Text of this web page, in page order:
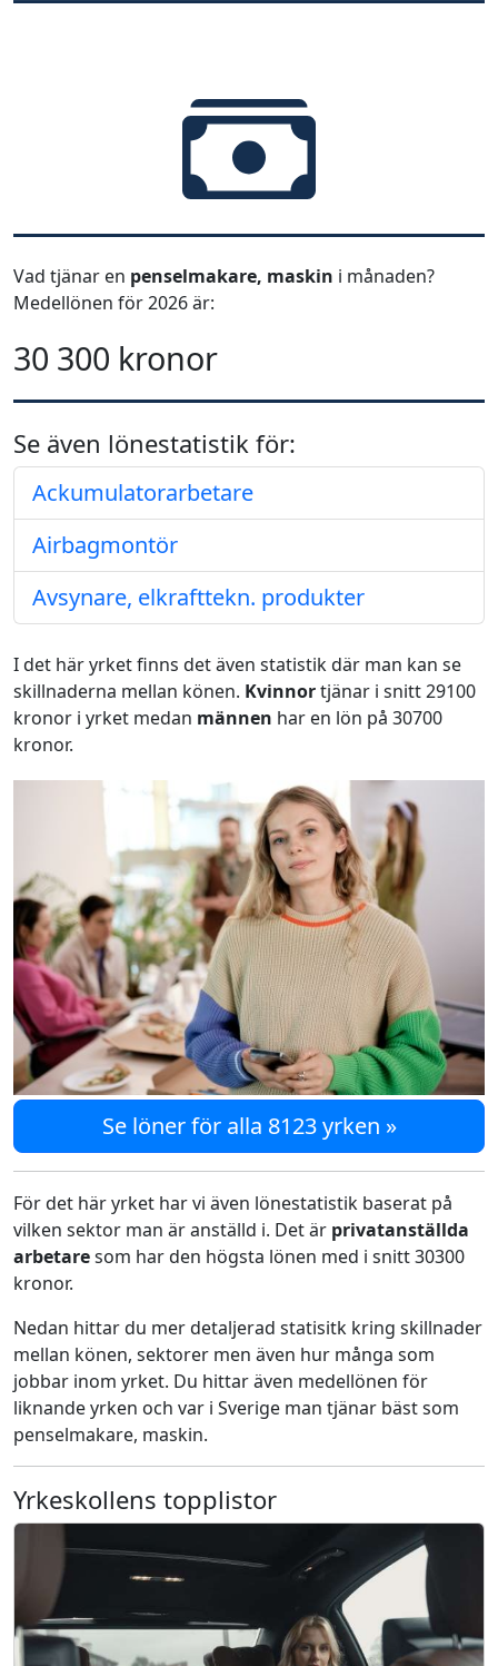
Vad tjänar en penselmakare, maskin i månaden?
Medellönen för 2026 är:
30 300 kronor
Se även lönestatistik för:
Ackumulatorarbetare
Airbagmontör
Avsynare, elkrafttekn. produkter
I det här yrket finns det även statistik där man kan se
skillnaderna mellan könen. Kvinnortjänar i snitt 29100
kronor i yrket medan männen har en lön på 30700
kronor.
Se löner för alla 8123 yrken »
För det här yrket har vi även lönestatistik baserat på
vilken sektor man är anställd i. Det är privatanställda
arbetaresom har den högsta lönen med i snitt 30300
kronor.
Nedan hittar du mer detaljerad statisitk kring skillnader
mellan könen, sektorer men även hur många som
jobbar inom yrket. Du hittar även medellönen för
liknande yrken och var i Sverige man tjänar bäst som
penselmakare, maskin.
Yrkeskollens topplistor